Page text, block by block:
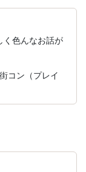
く色んなお話が
コン（プレイ